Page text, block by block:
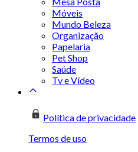
Móveis
Mundo Beleza
Organização
Papelaria
Pet Shop
Saúde
Tv e Vídeo
Política de privacidade
Termos de uso